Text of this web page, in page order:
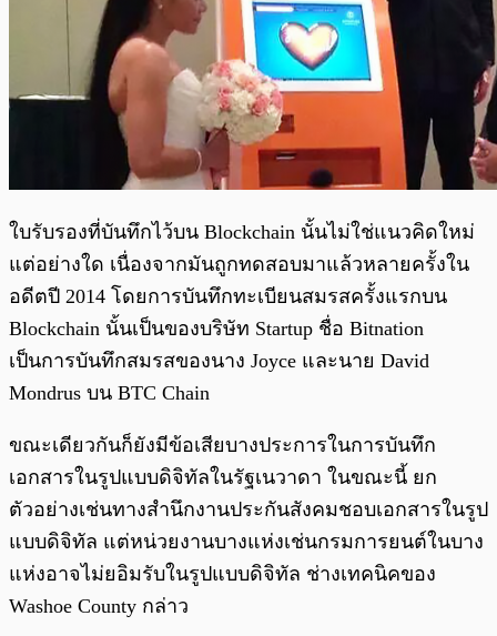
ใบรับรองที่บันทึกไว้บน Blockchain นั้นไม่ใช่แนวคิดใหม่
แต่อย่างใด เนื่องจากมันถูกทดสอบมาแล้วหลายครั้งใน
อดีตปี 2014 โดยการบันทึกทะเบียนสมรสครั้งแรกบน
Blockchain นั้นเป็นของบริษัท Startup ชื่อ Bitnation
เป็นการบันทึกสมรสของนาง Joyce และนาย David
Mondrus บน BTC Chain
ขณะเดียวกันก็ยังมีข้อเสียบางประการในการบันทึก
เอกสารในรูปแบบดิจิทัลในรัฐเนวาดา ในขณะนี้ ยก
ตัวอย่างเช่นทางสำนึกงานประกันสังคมชอบเอกสารในรูป
แบบดิจิทัล แต่หน่วยงานบางแห่งเช่นกรมการยนต์ในบาง
แห่งอาจไม่ยอิมรับในรูปแบบดิจิทัล ช่างเทคนิคของ
Washoe County กล่าว